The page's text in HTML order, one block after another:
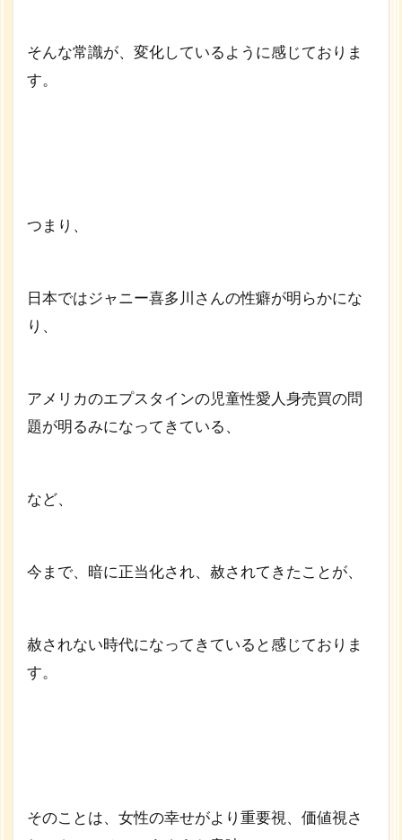
そんな常識が、変化しているように感じておりま
す。
つまり、
日本ではジャニー喜多川さんの性癖が明らかにな
り、
アメリカのエプスタインの児童性愛人身売買の問
題が明るみになってきている、
など、
今まで、暗に正当化され、赦されてきたことが、
赦されない時代になってきていると感じておりま
す。
そのことは、女性の幸せがより重要視、価値視さ